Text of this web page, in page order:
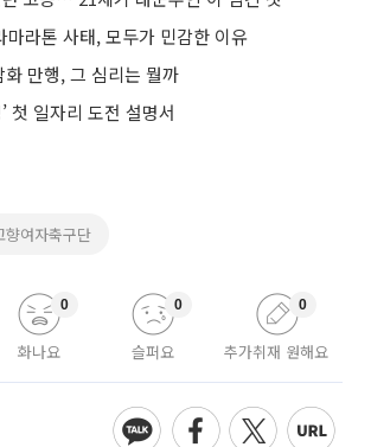
마라톤 사태, 모두가 민감한 이유
만행, 그 심리는 뭘까
첫 일자리 도전 설명서
향여자축구단
화나요
0
슬퍼요
0
추가취재 원해요
0